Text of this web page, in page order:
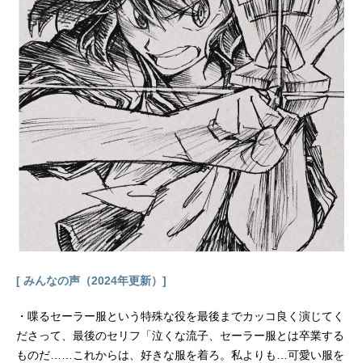
載）監督：伊達勇登シリーズ構成：
隅沢克之キャラクターデザイン：西
尾鉄也 鈴木博文美術：高田茂祝音
楽：六三四プロジェクト 増田俊郎
アニメーション制作：studioぴえろ
（スタジオぴえろ）公開開始年＆季
節2002秋アニメ(C)岸本斉史スコット
／集英社・テレビ東京・ぴえろ『NA
RUTO-ナルト-』公式サイト『NARU
TO-ナルト-』公式Twitter 「NARUTO
-ナルト-」のグッズを探す動画配信情
報【PR】※本ページは動画配信サー
ビスのプロモーションが含まれてい
ます。※詳細や最新の配信情...
[ みんなの声（2024年更新）]
・喋るセーラー服という特殊な役を最後までカッコ良く演じてく
ださって、最後のセリフ「泣くな流子、セーラー服とは卒業する
ものだ……これからは、好きな服を着ろ。私よりも…可愛い服を